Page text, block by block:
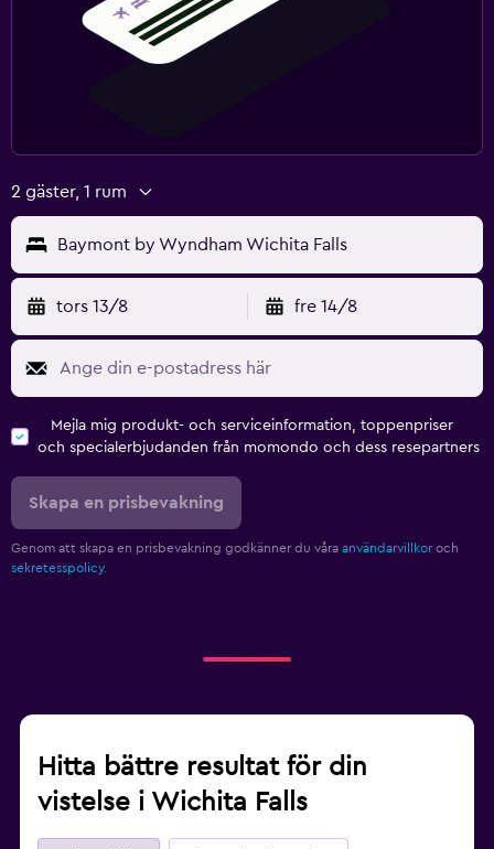
2 gäster, 1 rum
Baymont by Wyndham Wichita Falls
tors 13/8 fre 14/8
Mejla mig produkt- och serviceinformation, toppenpriser
och specialerbjudanden från momondo och dess resepartners
Skapa en prisbevakning
Genom att skapa en prisbevakning godkänner du våra användarvillkor och
sekretesspolicy.
Hitta bättre resultat för din
vistelse i Wichita Falls